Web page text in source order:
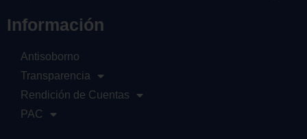
Información
Antisoborno
Transparencia
Rendición de Cuentas
PAC